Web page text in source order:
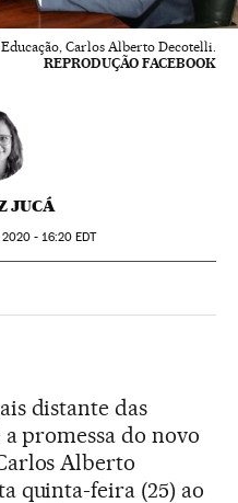
Carlos Alberto Decotelli.
REPRODUÇÃO FACEBOOK
JUCÁ
- 16:20EDT
Sociales
distante das
promessa do novo
Alberto
quinta-feira (25) ao